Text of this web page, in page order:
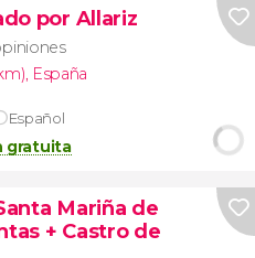
por Allariz
, España
Español
gratuita
Mariña de
+ Castro de